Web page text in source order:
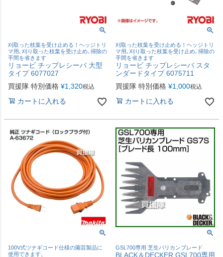
刈取った枝葉を受け止める！ヘッジトリ
マ用､刈り取った枝葉を受け止め､掃除の
手間を省きます
リョービ チップレシーバ 大型
タイプ 6077027
買援隊 特別価格 ¥1,320税込
カートに入れる
刈取った枝葉を受け止める！ヘッジトリ
マ用､刈り取った枝葉を受け止め､掃除の
手間を省きます
リョービ チップレシーバ スタ
ンダードタイプ 6075711
買援隊 特別価格 ¥1,000税込
カートに入れる
100V式ツナギコード仕様の園芸製品に
使用できます。
GSL700専用 芝生バリカンブレード
BLACK＆DECKER GSL700専用